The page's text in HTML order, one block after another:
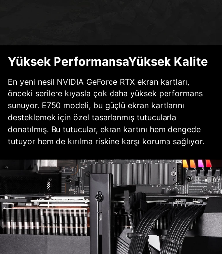
Yüksek PerformansaYüksek Kalite
En yeni nesil NVIDIA GeForce RTX ekran kartları,
önceki serilere kıyasla çok daha yüksek performans
sunuyor. E750 modeli, bu güçlü ekran kartlarını
desteklemek için özel tasarlanmış tutucularla
donatılmış. Bu tutucular, ekran kartını hem dengede
tutuyor hem de kırılma riskine karşı koruma sağlıyor.